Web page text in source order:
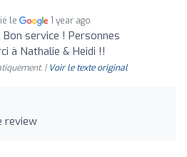
le 1 year ago
Bon service ! Personnes
à Nathalie & Heidi !!
| Voir le texte original
review